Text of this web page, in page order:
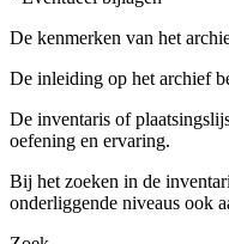
De kenmerken van het
De inleiding op het archief
De inventaris of
oefening en ervaring.
Bij het zoeken in de
onderliggende niveaus ook